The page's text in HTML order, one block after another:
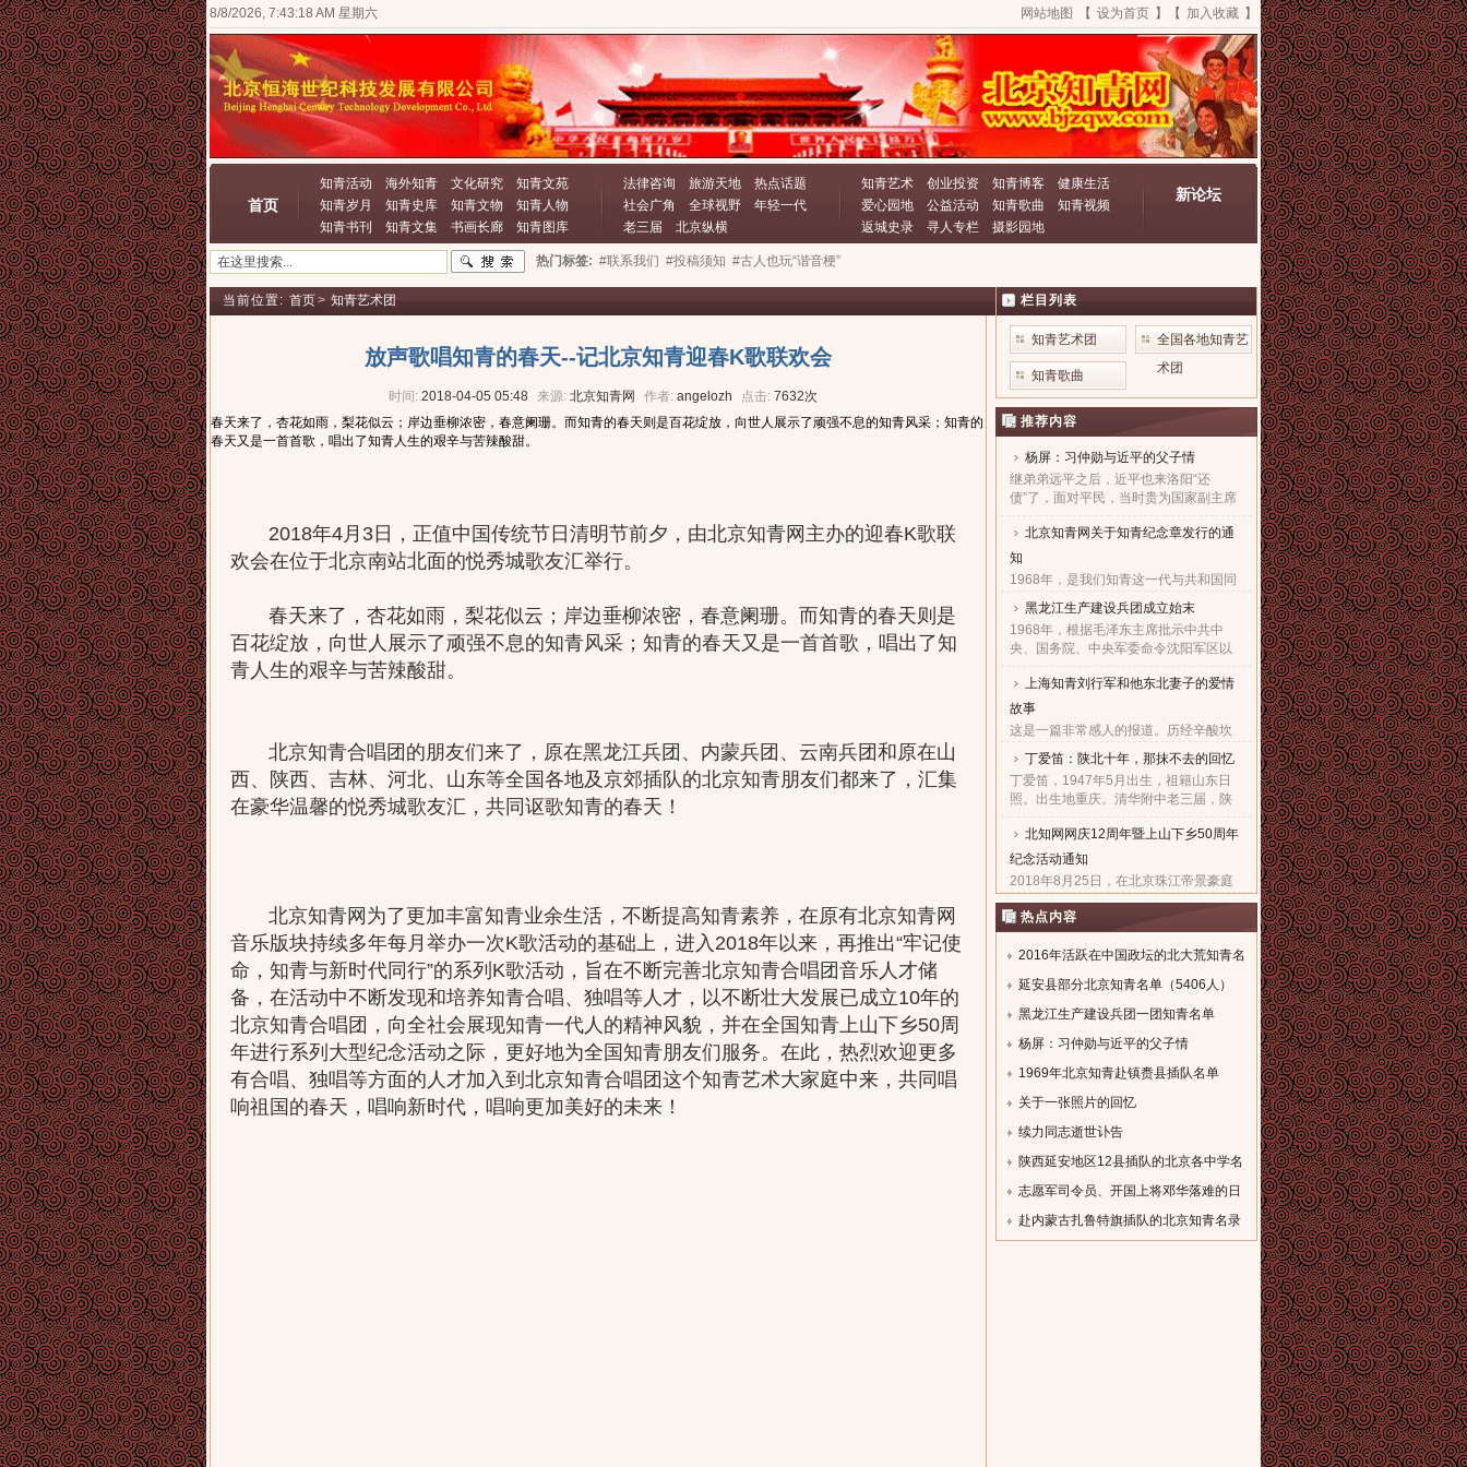
8/8/2026, 7:43:18 AM 星期六 网站地图 【 设为首页 】【 加入收藏 】
首页
知青活动 海外知青 文化研究
知青文苑
知青岁月
知青史库 知青文物
知青人物
知青书刊
知青文集 书画长廊 知青图库
法律咨询 旅游天地
热点话题
社会广角
全球视野
年轻一代
老三届
北京纵横
知青艺术 创业投资 知青博客
健康生活
爱心园地
公益活动 知青歌曲
知青视频
返城史录
寻人专栏 摄影园地
新论坛
热门标签: #联系我们 #投稿须知 #古人也玩“谐音梗”
当前位置: 首页> 知青艺术团
放声歌唱知青的春天--记北京知青迎春K歌联欢会
时间: 2018-04-05 05:48 来源: 北京知青网 作者: angelozh 点击: 7632次
春天来了，杏花如雨，梨花似云；岸边垂柳浓密，春意阑珊。而知青的春天则是百花绽放，向世人展示了顽强不息的知青风采；知青的
春天又是一首首歌，唱出了知青人生的艰辛与苦辣酸甜。
2018年4月3日，正值中国传统节日清明节前夕，由北京知青网主办的迎春K歌联
欢会在位于北京南站北面的悦秀城歌友汇举行。
春天来了，杏花如雨，梨花似云；岸边垂柳浓密，春意阑珊。而知青的春天则是
百花绽放，向世人展示了顽强不息的知青风采；知青的春天又是一首首歌，唱出了知
青人生的艰辛与苦辣酸甜。
北京知青合唱团的朋友们来了，原在黑龙江兵团、内蒙兵团、云南兵团和原在山
西、陕西、吉林、河北、山东等全国各地及京郊插队的北京知青朋友们都来了，汇集
在豪华温馨的悦秀城歌友汇，共同讴歌知青的春天！
北京知青网为了更加丰富知青业余生活，不断提高知青素养，在原有北京知青网
音乐版块持续多年每月举办一次K歌活动的基础上，进入2018年以来，再推出“牢记使
命，知青与新时代同行”的系列K歌活动，旨在不断完善北京知青合唱团音乐人才储
备，在活动中不断发现和培养知青合唱、独唱等人才，以不断壮大发展已成立10年的
北京知青合唱团，向全社会展现知青一代人的精神风貌，并在全国知青上山下乡50周
年进行系列大型纪念活动之际，更好地为全国知青朋友们服务。在此，热烈欢迎更多
有合唱、独唱等方面的人才加入到北京知青合唱团这个知青艺术大家庭中来，共同唱
响祖国的春天，唱响新时代，唱响更加美好的未来！
栏目列表
知青艺术团
全国各地知青艺
术团
知青歌曲
推荐内容
杨屏：习仲勋与近平的父子情
继弟弟远平之后，近平也来洛阳“还
债”了，面对平民，当时贵为国家副主席
的他，几乎90度的庄严一躬，鞠出了习
家父子对天下老百姓的良心！也鞠出了
习仲勋与近平撼人心魄的父......
北京知青网关于知青纪念章发行的通
知
1968年，是我们知青这一代与共和国同
命运共前进的同龄人值得隆重纪念的一
年。因为，知青这个在特殊历史时期产
生的特殊群体，在共和国发展的史册
上，以自己的青春、热血和忠......
黑龙江生产建设兵团成立始末
1968年，根据毛泽东主席批示中共中
央、国务院、中央军委命令沈阳军区以
原东北农垦总局所属农场为基础，组建
黑龙江生产建设兵团，在黑龙江省边境
地区执行“屯垦戍边”任务。......
上海知青刘行军和他东北妻子的爱情
故事
这是一篇非常感人的报道。历经辛酸坎
坷，终于同18年前的爱人生活到了一
起，黑龙江省五大连池市女子王亚文和
知青刘行军之间的动人爱情故事，演绎
了生活版的“小芳的故事”。......
丁爱笛：陕北十年，那抹不去的回忆
丁爱笛，1947年5月出生，祖籍山东日
照。出生地重庆。清华附中老三届，陕
北延川插队十年，做过四年生产队长，
四年大队书记兼公社副书记。1978年恢
复高考进入上海工业大学。现......
北知网网庆12周年暨上山下乡50周年
纪念活动通知
2018年8月25日，在北京珠江帝景豪庭
酒店二楼举办盛大隆重的“庆祝北京知青
网成立十二周年暨纪念上山下乡五十周
年文艺联欢会”。热烈欢迎广大知青朋友
参加。...
热点内容
2016年活跃在中国政坛的北大荒知青名
单
[field:description
function='cn_substr(@me,80)'/]...
延安县部分北京知青名单（5406人）
[field:description
function='cn_substr(@me,80)'/]...
黑龙江生产建设兵团一团知青名单
（一）
[field:description
function='cn_substr(@me,80)'/]...
杨屏：习仲勋与近平的父子情
[field:description
function='cn_substr(@me,80)'/]...
1969年北京知青赴镇赉县插队名单
[field:description
function='cn_substr(@me,80)'/]...
关于一张照片的回忆
[field:description
function='cn_substr(@me,80)'/]...
续力同志逝世讣告
[field:description
function='cn_substr(@me,80)'/]...
陕西延安地区12县插队的北京各中学名
录
[field:description
志愿军司令员、开国上将邓华落难的日
子
赴内蒙古扎鲁特旗插队的北京知青名录